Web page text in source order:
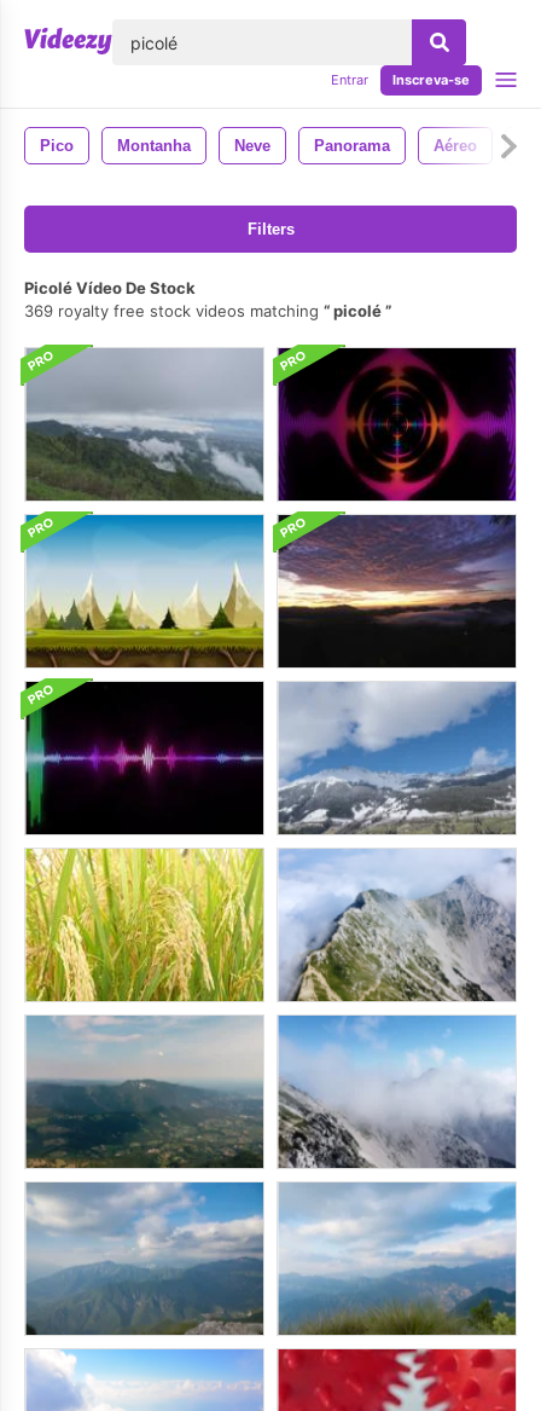
Entrar Inscreva-se
Pico Montanha Neve Panorama Aéreo
Filters
Picolé Vídeo De Stock
369 royalty free stock videos matching
picolé